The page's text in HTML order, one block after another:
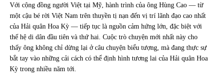
Với cộng đồng người Việt tại Mỹ, hành trình của ông Hùng Cao — từ
một cậu bé rời Việt Nam trên thuyền tị nạn đến vị trí lãnh đạo cao nhất
của Hải quân Hoa Kỳ — tiếp tục là nguồn cảm hứng lớn, đặc biệt với
thế hệ di dân đầu tiên và thứ hai. Cuộc trò chuyện mới nhất này cho
thấy ông không chỉ dừng lại ở câu chuyện biểu tượng, mà đang thực sự
bắt tay vào những cải cách có thể định hình tương lai của Hải quân Hoa
Kỳ trong nhiều năm tới.